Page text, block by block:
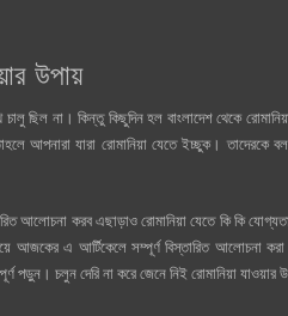
উপায়
ছিল না। কিন্তু কিছুদিন হল বাংলাদেশ থেকে
আপনারা যারা রোমানিয়া যেতে ইচ্ছুক। তাদেরকে
আলোচনা করব এছাড়াও রোমানিয়া যেতে কি কি
আজকের এ আর্টিকেলে সম্পূর্ণ বিস্তারিত আলোচনা
পড়ুন। চলুন দেরি না করে জেনে নিই রোমানিয়া যাওয়ার